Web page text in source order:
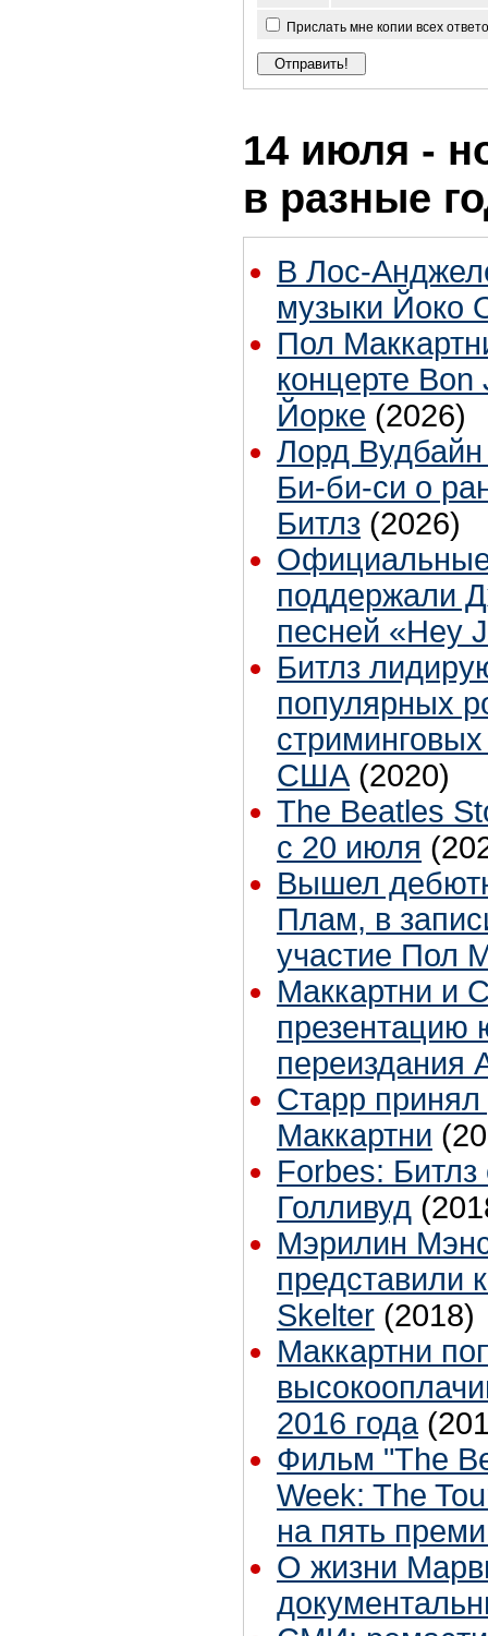
Прислать мне копии всех
14 июля -
в разные
В Лос-
музыки Йоко
Пол
концерте
Йорке (2026)
Лорд Вудбайн
Би-би-си о
Битлз (2026)
Официальные
поддержали
песней «Hey
Битлз
популярных
США (2020)
The Beatles
с 20 июля
Вышел
Плам, в
участие Пол
Маккартни и
презентацию
переиздания
Старр принял
Маккартни
Forbes:
Голливуд
Мэрилин
представили
Skelter (2018)
Маккартни
2016 года
Фильм "The
Week: The
на пять
О жизни